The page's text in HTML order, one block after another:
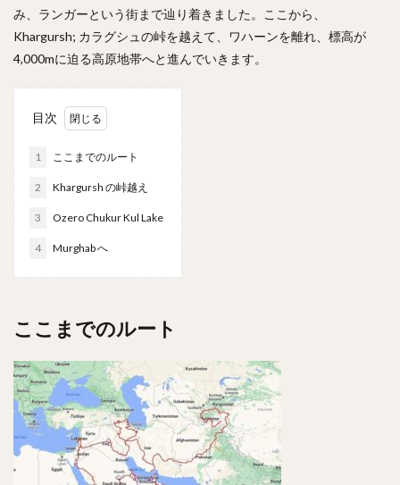
み、ランガーという街まで辿り着きました。ここから、
Khargursh; カラグシュの峠を越えて、ワハーンを離れ、標高が
4,000mに迫る高原地帯へと進んでいきます。
目次
1 ここまでのルート
2 Khargursh の峠越え
3 Ozero Chukur Kul Lake
4 Murghab へ
ここまでのルート